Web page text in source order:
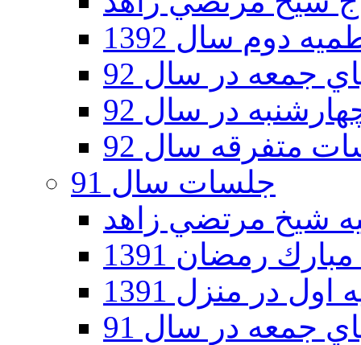
دوم سال 1392
جمعه در سال 92
در سال 92
متفرقه سال 92
جلسات سال 91
رمضان 1391
در منزل 1391
جمعه در سال 91